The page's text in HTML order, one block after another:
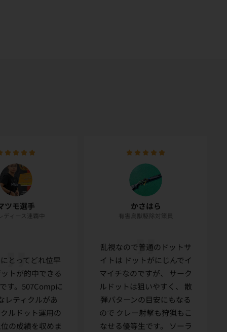
ツモ選手
ディース連覇中
とってどれ位早
トが的中できる
す。507Compに
レティクルがあ
ルドット運用の
の成績を収めま
かさはら
有害鳥獣駆除対策員
乱視なので普通のドットサ
イトは ドットがにじんでイ
マイチなのですが、 サーク
ルドットは狙いやすく、 散
弾パターンの目安にもなる
ので クレー射撃も狩猟もこ
なせる優等生です。 ソーラ